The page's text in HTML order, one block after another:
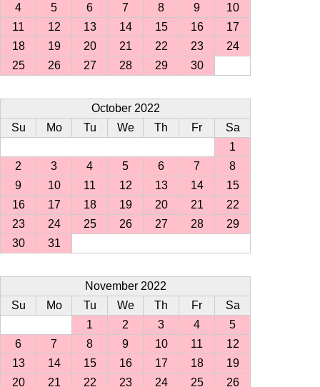
4
5 6 7 8 9
10
11
12 13 14 15 16
17
18
19 20 21 22 23
24
25
26 27 28 29 30
October 2022
Su
Mo Tu We Th Fr
Sa
1
2
3 4 5 6 7
8
9
10 11 12 13 14
15
16
17 18 19 20 21
22
23
24 25 26 27 28
29
30
31
November 2022
Su
Mo Tu We Th Fr
Sa
1
2 3 4
5
6
7 8 9 10 11
12
13
14 15 16 17 18
19
20
21 22 23 24 25
26